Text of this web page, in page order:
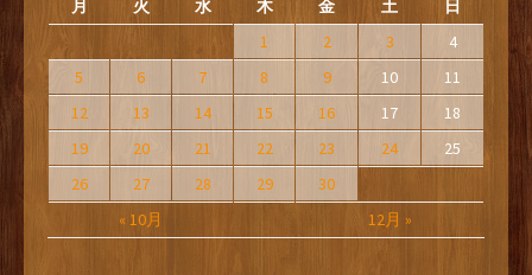
月
火 水 木 金 土 日
« 10月 12月 »
1 2 3
4
5
6 7 8 9 10
11
12
13 14 15 16 17
18
19
20 21 22 23 24
25
26
27 28 29 30